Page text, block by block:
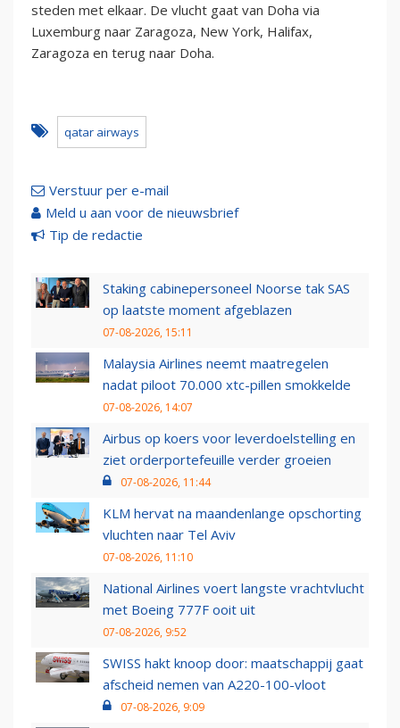
steden met elkaar. De vlucht gaat van Doha via
Luxemburg naar Zaragoza, New York, Halifax,
Zaragoza en terug naar Doha.
qatar airways
Verstuur per e-mail
Meld u aan voor de nieuwsbrief
Tip de redactie
Staking cabinepersoneel Noorse tak SAS
op laatste moment afgeblazen
07-08-2026, 15:11
Malaysia Airlines neemt maatregelen
nadat piloot 70.000 xtc-pillen smokkelde
07-08-2026, 14:07
Airbus op koers voor leverdoelstelling en
ziet orderportefeuille verder groeien
07-08-2026, 11:44
KLM hervat na maandenlange opschorting
vluchten naar Tel Aviv
07-08-2026, 11:10
National Airlines voert langste vrachtvlucht
met Boeing 777F ooit uit
07-08-2026, 9:52
SWISS hakt knoop door: maatschappij gaat
afscheid nemen van A220-100-vloot
07-08-2026, 9:09